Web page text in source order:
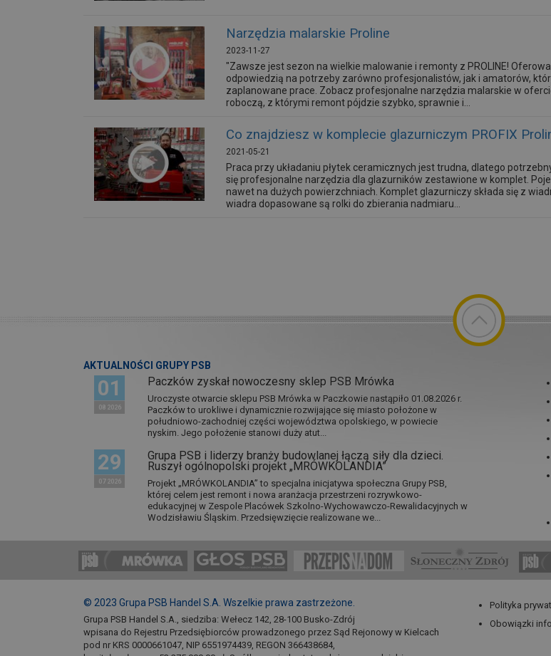
Narzędzia malarskie Proline
2023-11-27
"Zawsze jest sezon na wielkie malowanie i remonty z PROLINE!
odpowiedzią na potrzeby zarówno profesjonalistów, jak i amatorów,
zaplanowane prace. Zobacz profesjonalne narzędzia malarskie w
roboczą, z którymi remont pójdzie szybko, sprawnie i...
Co znajdziesz w komplecie glazurniczym PROFIX
2021-05-21
Praca przy układaniu płytek ceramicznych jest trudna, dlatego
się profesjonalne narzędzia dla glazurników zestawione w komplet.
nawet na dużych powierzchniach. Komplet glazurniczy składa się z
wiadra dopasowane są rolki do zbierania nadmiaru...
AKTUALNOŚCI GRUPY PSB
01
08 2026
Paczków zyskał nowoczesny sklep PSB Mrówka
Uroczyste otwarcie sklepu PSB Mrówka w Paczkowie nastąpiło 01.08.2026 r.
Paczków to urokliwe i dynamicznie rozwijające się miasto położone w
południowo-zachodniej części województwa opolskiego, w powiecie
nyskim. Jego położenie stanowi duży atut...
29
07 2026
Grupa PSB i liderzy branży budowlanej łączą siły dla dzieci.
Ruszył ogólnopolski projekt „MRÓWKOLANDIA”
Projekt „MRÓWKOLANDIA” to specjalna inicjatywa społeczna Grupy PSB,
której celem jest remont i nowa aranżacja przestrzeni rozrywkowo-
edukacyjnej w Zespole Placówek Szkolno-Wychowawczo-Rewalidacyjnych w
Wodzisławiu Śląskim. Przedsięwzięcie realizowane we...
© 2023 Grupa PSB Handel S.A. Wszelkie prawa zastrzeżone.
Grupa PSB Handel S.A., siedziba: Wełecz 142, 28-100 Busko-Zdrój
wpisana do Rejestru Przedsiębiorców prowadzonego przez Sąd Rejonowy w Kielcach
pod nr KRS 0000661047, NIP 6551974439, REGON 366438684,
Polityka
Obowiązki